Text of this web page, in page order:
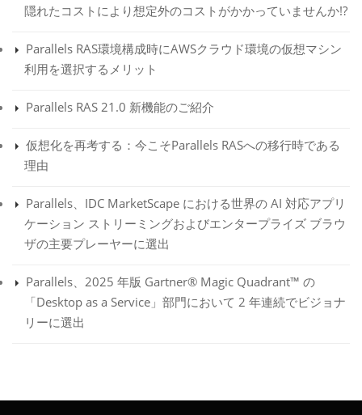
隠れたコストにより想定外のコストがかかっていませんか!?
Parallels RAS環境構成時にAWSクラウド環境の仮想マシン
利用を選択するメリット
Parallels RAS 21.0 新機能のご紹介
仮想化を再考する：今こそParallels RASへの移行時である
理由
Parallels、IDC MarketScape における世界の AI 対応アプリ
ケーション ストリーミングおよびエンタープライズ ブラウ
ザの主要プレーヤーに選出
Parallels、2025 年版 Gartner® Magic Quadrant™ の
「Desktop as a Service」部門において 2 年連続でビジョナ
リーに選出